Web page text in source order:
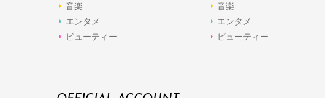
音楽
エンタメ
ビューティー
音楽
エンタメ
ビューティー